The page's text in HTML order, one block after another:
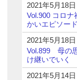
2021年5月18日
Vol.900 コロナ
かいエピソード
2021年5月18日
Vol.899 母の
け継いでいく
2021年5月14日